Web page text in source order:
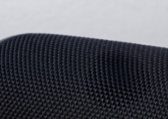
PARLANTES